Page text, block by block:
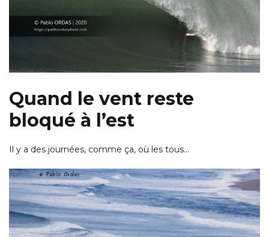
Quand le vent reste
bloqué à l’est
Il y a des journées, comme ça, où les tous…